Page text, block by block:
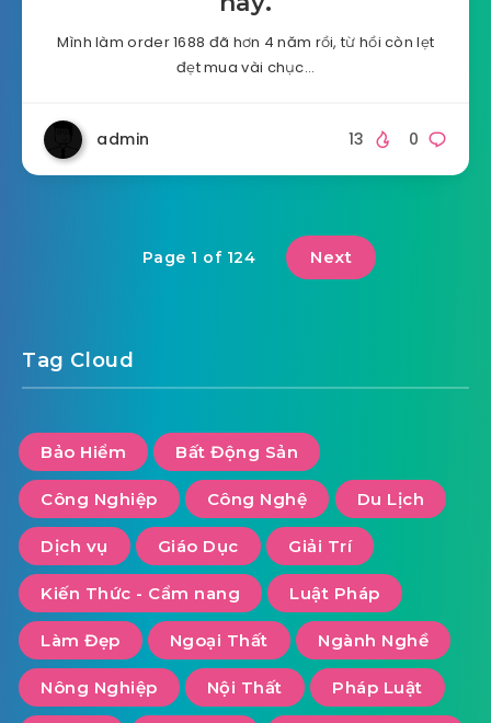
Mình làm order 1688 đã hơn 4 năm rồi, từ hồi còn lẹt
đẹt mua vài chục…
admin 0
13
Page 1 of 124 Next
Tag Cloud
Bảo Hiểm Bất Động Sản
Công Nghiệp Công Nghệ Du Lịch
Dịch vụ Giáo Dục Giải Trí
Kiến Thức - Cẩm nang Luật Pháp
Làm Đẹp Ngoại Thất Ngành Nghề
Nông Nghiệp Nội Thất Pháp Luật